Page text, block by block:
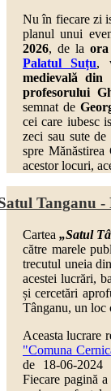
Nu în fiecare zi
planul unui
2026, de la
Palatul Suțu,
medievală din
profesorului
semnat de
cei care iubesc
zeci sau sute
spre
acestor locuri,
Tanganu -
Cartea „Satul
către marele
trecutul uneia
acestei lucrări,
și cercetări
Tânganu, un loc
Aceasta lucrare
"Comuna
de 18-06-2024
Fiecare pagină